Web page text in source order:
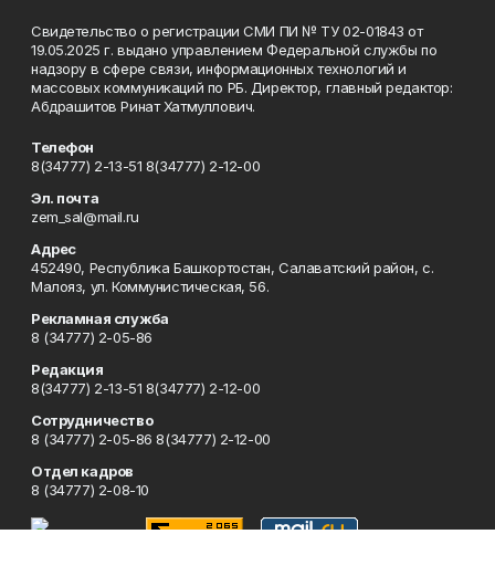
Свидетельство о регистрации СМИ ПИ № ТУ 02-01843 от
19.05.2025 г. выдано управлением Федеральной службы по
надзору в сфере связи, информационных технологий и
массовых коммуникаций по РБ. Директор, главный редактор:
Абдрашитов Ринат Хатмуллович.
Телефон
8(34777) 2-13-51 8(34777) 2-12-00
Эл. почта
zem_sal@mail.ru
Адрес
452490, Республика Башкортостан, Салаватский район, с.
Малояз, ул. Коммунистическая, 56.
Рекламная служба
8 (34777) 2-05-86
Редакция
8(34777) 2-13-51 8(34777) 2-12-00
Сотрудничество
8 (34777) 2-05-86 8(34777) 2-12-00
Отдел кадров
8 (34777) 2-08-10